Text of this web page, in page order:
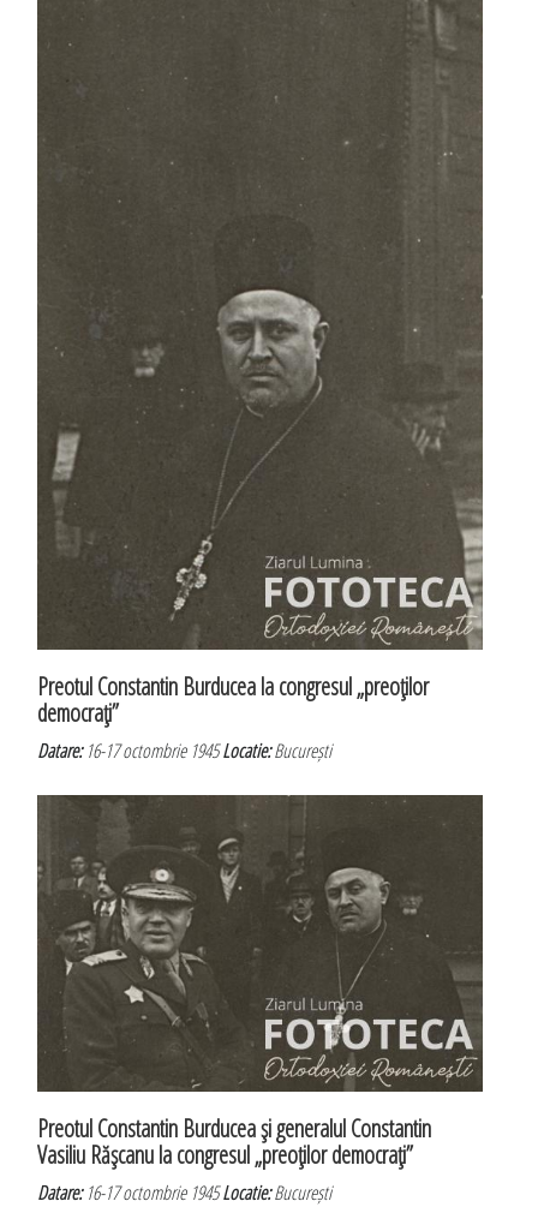
Preotul Constantin Burducea la congresul „preoţilor
democraţi”
Datare:16-17 octombrie 1945Locatie:București
Preotul Constantin Burducea şi generalul Constantin
Vasiliu Răşcanu la congresul „preoţilor democraţi”
Datare:16-17 octombrie 1945Locatie:București